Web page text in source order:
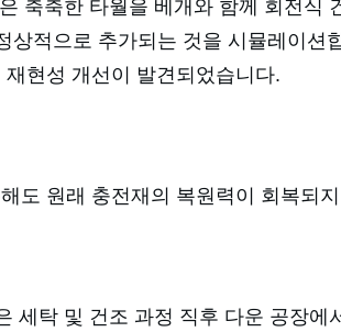
축축한 타월을 베개와 함께 회전식
적으로 추가되는 것을 시뮬레이션
현성 개선이 발견되었습니다.
도 원래 충전재의 복원력이 회복되
세탁 및 건조 과정 직후 다운 공장에